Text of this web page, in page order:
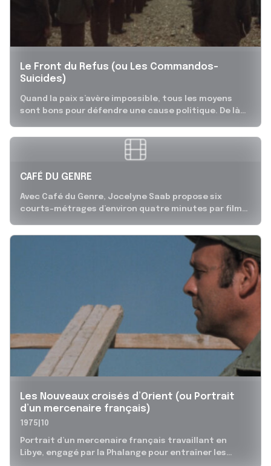
Le Front du Refus (ou Les Commandos-
Suicides)
Quand la paix s’avère impossible, tous les moyens
sont bons pour défendre une cause politique. De là
CAFÉ DU GENRE
Avec Café du Genre, Jocelyne Saab propose six
courts-métrages d’environ quatre minutes par film
Les Nouveaux croisés d’Orient (ou Portrait
d’un mercenaire français)
1975 10
Portrait d’un mercenaire français travaillant en
Libye, engagé par la Phalange pour entraîner les